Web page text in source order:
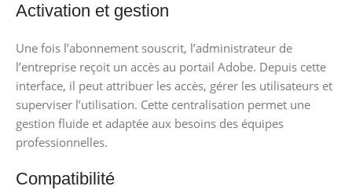
Activation et gestion
Une fois l’abonnement souscrit, l’administrateur de
l’entreprise reçoit un accès au portail Adobe. Depuis cette
interface, il peut attribuer les accès, gérer les utilisateurs et
superviser l’utilisation. Cette centralisation permet une
gestion fluide et adaptée aux besoins des équipes
professionnelles.
Compatibilité